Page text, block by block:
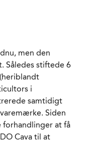
g/l
5,95 g/l
60 mg/l
Mindst 20 måneder i
flasken frem mod
2-3 år fra
men den
Således stiftede 6
i
samtidigt
Siden
at få
Cava til at